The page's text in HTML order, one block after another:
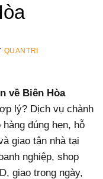
QUANTRI
về Biên Hòa
lý? Dịch vụ chành
đúng hẹn, hỗ
giao tận nhà tại
nghiệp, shop
giao trong ngày,